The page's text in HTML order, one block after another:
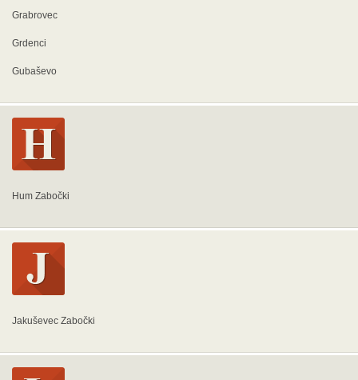
Grabrovec
Grdenci
Gubaševo
Hum Zabočki
Jakuševec Zabočki